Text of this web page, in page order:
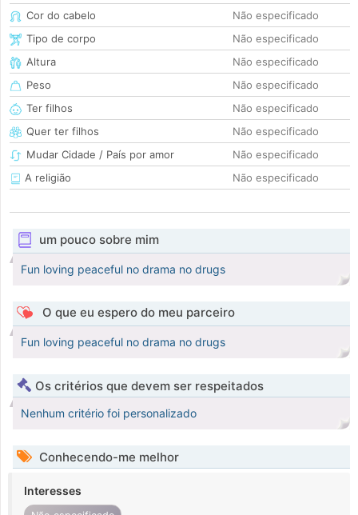
Cor do cabelo
Não especificado
Tipo de corpo
Não especificado
Altura
Não especificado
Peso
Não especificado
Ter filhos
Não especificado
Quer ter filhos
Não especificado
Mudar Cidade / País por amor
Não especificado
A religião
Não especificado
um pouco sobre mim
Fun loving peaceful no drama no drugs
O que eu espero do meu parceiro
Fun loving peaceful no drama no drugs
Os critérios que devem ser respeitados
Nenhum critério foi personalizado
Conhecendo-me melhor
Interesses